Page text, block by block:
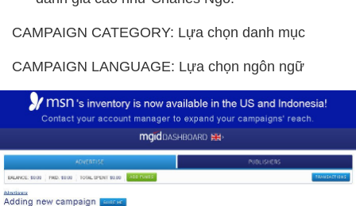
CAMPAIGN CATEGORY: Lựa chọn danh mục
CAMPAIGN LANGUAGE: Lựa chọn ngôn ngữ